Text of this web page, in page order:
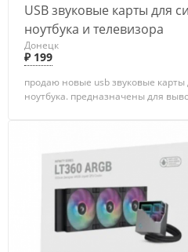
USB звуковые карты для
ноутбука и телевизора
Донецк
₽ 199
продаю новые usb звуковые карты
ноутбука. предназначены для